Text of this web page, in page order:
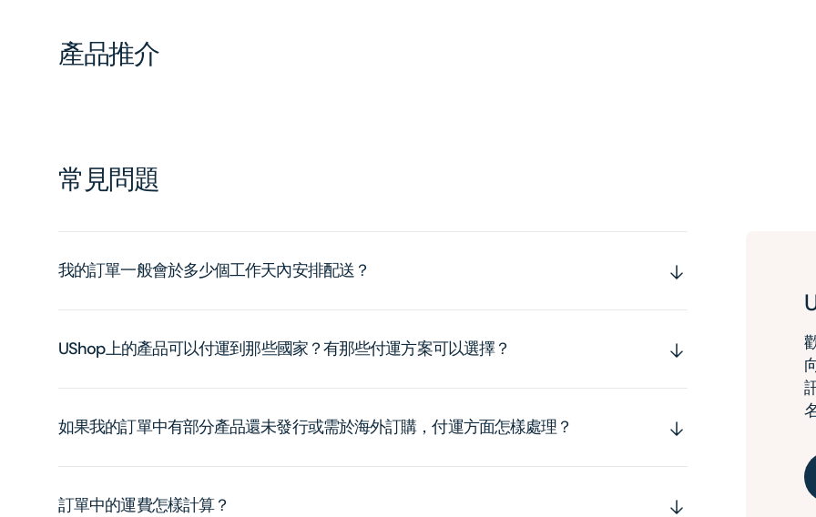
產品推介
常見問題
我的訂單一般會於多少個工作天內安排配送？
UShop上的產品可以付運到那些國家？有那些付運方案可以選擇？
如果我的訂單中有部分產品還未發行或需於海外訂購，付運方面怎樣處理？
訂單中的運費怎樣計算？